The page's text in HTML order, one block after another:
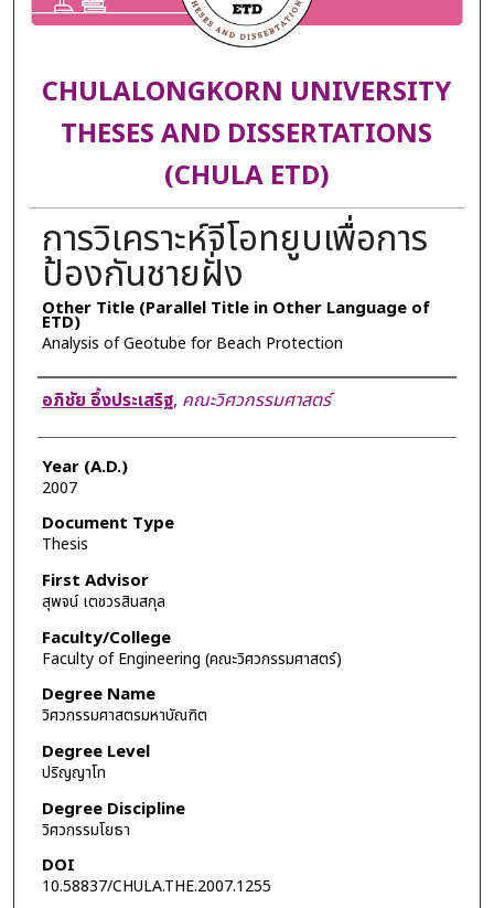
CHULALONGKORN UNIVERSITY
THESES AND DISSERTATIONS
(CHULA ETD)
การวิเคราะห์จีโอทยูบเพื่อการ
ป้องกันชายฝั่ง
Other Title (Parallel Title in Other Language of
ETD)
Analysis of Geotube for Beach Protection
Author
อภิชัย อึ้งประเสริฐ, คณะวิศวกรรมศาสตร์
Year (A.D.)
2007
Document Type
Thesis
First Advisor
สุพจน์ เตชวรสินสกุล
Faculty/College
Faculty of Engineering (คณะวิศวกรรมศาสตร์)
Degree Name
วิศวกรรมศาสตรมหาบัณฑิต
Degree Level
ปริญญาโท
Degree Discipline
วิศวกรรมโยธา
DOI
10.58837/CHULA.THE.2007.1255